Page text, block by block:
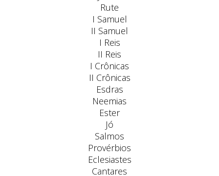
Rute
I Samuel
II Samuel
I Reis
II Reis
I Crônicas
II Crônicas
Esdras
Neemias
Ester
Jó
Salmos
Provérbios
Eclesiastes
Cantares